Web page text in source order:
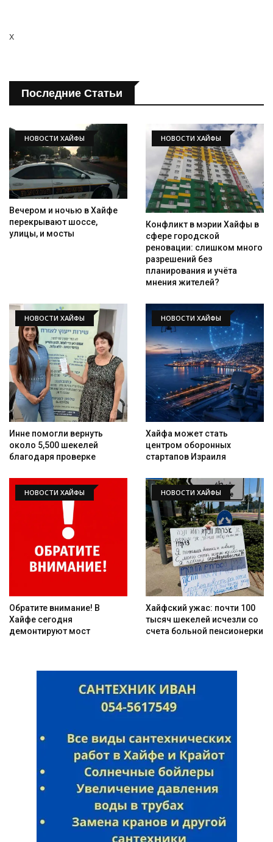
x
Последние Статьи
НОВОСТИ ХАЙФЫ
Вечером и ночью в Хайфе
перекрывают шоссе,
улицы, и мосты
НОВОСТИ ХАЙФЫ
Конфликт в мэрии Хайфы в
сфере городской
реновации: слишком много
разрешений без
планирования и учёта
мнения жителей?
НОВОСТИ ХАЙФЫ
Инне помогли вернуть
около 5,500 шекелей
благодаря проверке
НОВОСТИ ХАЙФЫ
Хайфа может стать
центром оборонных
стартапов Израиля
НОВОСТИ ХАЙФЫ
Обратите внимание! В
Хайфе сегодня
демонтируют мост
НОВОСТИ ХАЙФЫ
Хайфский ужас: почти 100
тысяч шекелей исчезли со
счета больной пенсионерки